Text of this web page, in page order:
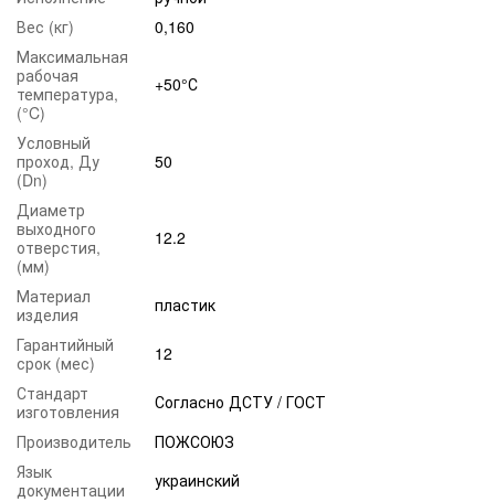
проводником;
во время пуска воды по пожарному рукаву, пожарный
ствол должен занять устойчивое положение в руках
пожаротушащего;
к работе и обслуживанию пожарных стволов
допускаются люди, хорошо изучившие принцип его
работы и устройство;
подача воды по пожарным рукавам осуществляется с
плавным повышением давления, чтобы избежать
травмирования пожаротушащего и выхода из строя
пожарных рукавов;
при тушении электроустановок, пожарные стволы и
пожарный автомобиль должны быть заземлены;
пожарный ствол не разрушается оставлять без
ПОЖЕЖНА БЕЗПЕКА УКРАЇНИ
Вес (кг)
0,160
Максимальная
рабочая
температура,
(°C)
+50°С
Условный
проход, Ду
(Dn)
50
Диаметр
выходного
отверстия,
(мм)
12.2
Материал
изделия
пластик
Гарантийный
срок (мес)
12
Стандарт
изготовления
Согласно ДСТУ / ГОСТ
Производитель
ПОЖСОЮЗ
Язык
документации
украинский